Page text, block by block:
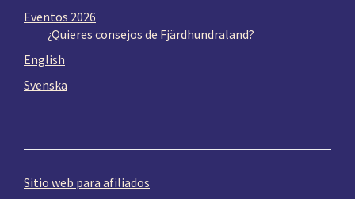
Eventos 2026
¿Quieres consejos de Fjärdhundraland?
English
Svenska
Sitio web para afiliados